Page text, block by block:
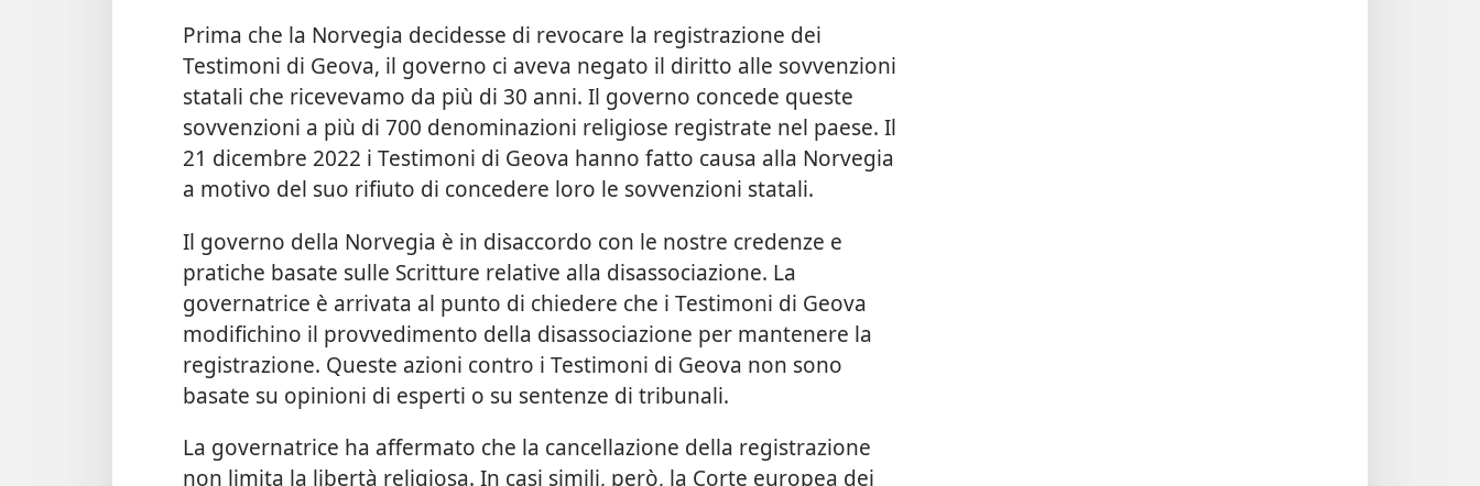
Prima che la Norvegia decidesse di revocare la registrazione dei
Testimoni di Geova, il governo ci aveva negato il diritto alle sovvenzioni
statali che ricevevamo da più di 30 anni. Il governo concede queste
sovvenzioni a più di 700 denominazioni religiose registrate nel paese. Il
21 dicembre 2022 i Testimoni di Geova hanno fatto causa alla Norvegia
a motivo del suo rifiuto di concedere loro le sovvenzioni statali.
Il governo della Norvegia è in disaccordo con le nostre credenze e
pratiche basate sulle Scritture relative alla disassociazione. La
governatrice è arrivata al punto di chiedere che i Testimoni di Geova
modifichino il provvedimento della disassociazione per mantenere la
registrazione. Queste azioni contro i Testimoni di Geova non sono
basate su opinioni di esperti o su sentenze di tribunali.
La governatrice ha affermato che la cancellazione della registrazione
non limita la libertà religiosa. In casi simili, però, la Corte europea dei